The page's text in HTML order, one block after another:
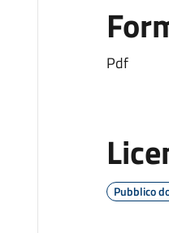
Pdf
Pubblico